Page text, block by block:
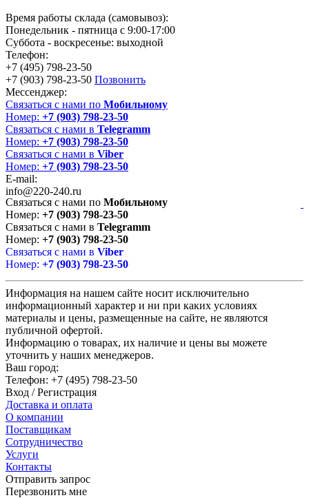
Время работы склада (самовывоз):
Понедельник - пятница с 9:00-17:00
Суббота - воскресенье: выходной
Телефон:
+7 (495) 798-23-50
+7 (903) 798-23-50 Позвонить
Мессенджер:
Связаться с нами по Мобильному
Номер: +7 (903) 798-23-50
Связаться с нами в Telegramm
Номер: +7 (903) 798-23-50
Связаться с нами в Viber
Номер: +7 (903) 798-23-50
E-mail:
info@220-240.ru
Связаться с нами по Мобильному
Номер: +7 (903) 798-23-50
Связаться с нами в Telegramm
Номер: +7 (903) 798-23-50
Связаться с нами в Viber
Номер: +7 (903) 798-23-50
Информация на нашем сайте носит исключительно
информационный характер и ни при каких условиях
материалы и цены, размещенные на сайте, не являются
публичной офертой.
Информацию о товарах, их наличие и цены вы можете
уточнить у наших менеджеров.
Ваш город:
Телефон: +7 (495) 798-23-50
Вход /Регистрация
Доставка и оплата
О компании
Поставщикам
Сотрудничество
Услуги
Контакты
Отправить запрос
Перезвонить мне